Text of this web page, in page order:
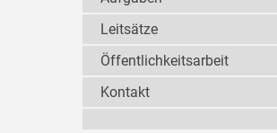
Leitsätze
Öffentlichkeitsarbeit
Kontakt